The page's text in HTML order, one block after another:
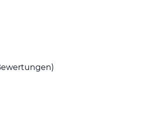
In der Nähe befinden
Auch der nahegelegene Flughafen Berlin-